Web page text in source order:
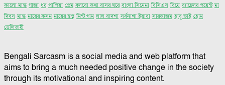
কালো মাস্ক গাজা ধর পাপিয়া প্রেম বলবো কথা বাসর ঘরে বাংলা সিনেমা বিসিএস বিয়ে ব্যাচেলর পয়েন্ট মা
দিবস মাস্ক মায়ের কসম মায়ের স্বপ্ন মিন্ট গাম লাল বাদশা সর্বনাশা ইয়াবা সারকাজম হাবু ভাই হোম
ডেলিভারী
Bengali Sarcasm is a social media and web platform that
aims to bring a much needed positive change in the society
through its motivational and inspiring content.